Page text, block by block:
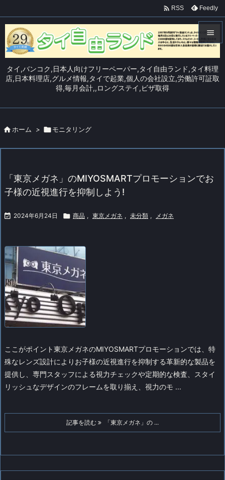
タイ,バンコク,日本人向けフリーペーパー,タイ自由ランド,タイ料理
店,日本料理店,グルメ情報,タイで起業,個人の会社設立,労働許可証取
得,毎月会計,,ロングステイ,ビザ取得

メニュ


 RSS Feedly
 ホーム > モニタリング
「東京メガネ」のMIYOSMARTプロモーションでお
子様の近視進行を抑制しよう!
 2024年6月24日  商品 , 東京メガネ , 未分類 , メガネ
ここがポイント東京メガネのMIYOSMARTプロモーションでは、特
殊なレンズ設計によりお子様の近視進行を抑制する革新的な製品を
提供し、専門スタッフによる視力チェックや定期的な検査、スタイ
リッシュなデザインのフレームを取り揃え、視力のモ ...
記事を読む 「東京メガネ」の ...